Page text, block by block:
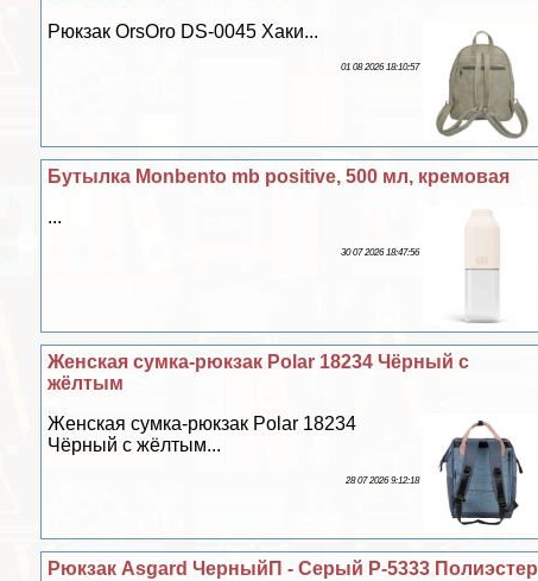
Рюкзак OrsOro DS-0045 Хаки...
01 08 2026 18:10:57
Бутылка Monbento mb positive, 500 мл, кремовая
...
30 07 2026 18:47:56
Женская сумка-рюкзак Polar 18234 Чёрный с
жёлтым
Женская сумка-рюкзак Polar 18234
Чёрный с жёлтым...
28 07 2026 9:12:18
Рюкзак Asgard ЧерныйП - Серый Р-5333 Полиэстер